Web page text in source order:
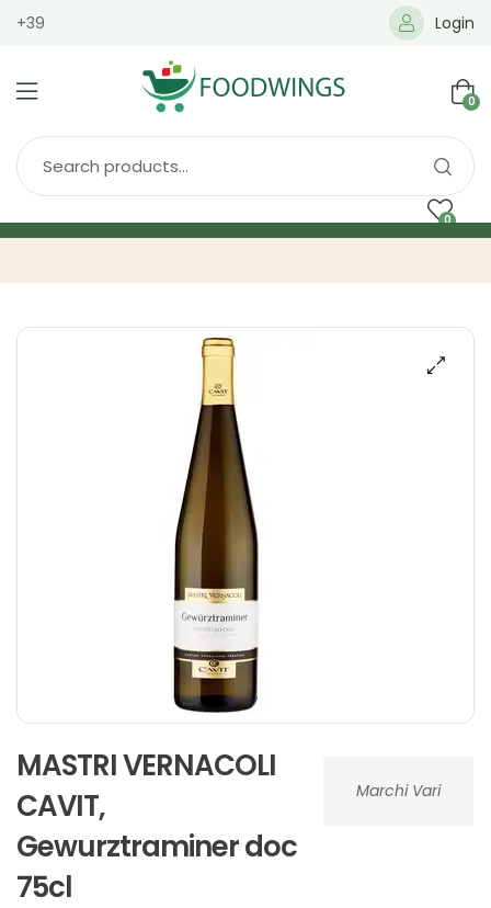
+39 Login
0
0
Marchi Vari
MASTRI VERNACOLI
CAVIT,
Gewurztraminer doc
75cl